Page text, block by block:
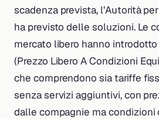
scadenza prevista, l’Autorità per
ha previsto delle soluzioni. Le
mercato libero hanno
(Prezzo Libero A Condizioni
che comprendono sia tariffe
senza servizi aggiuntivi, con
dalle compagnie ma